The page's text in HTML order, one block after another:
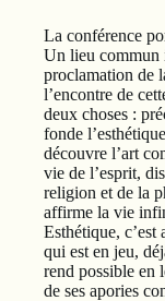
La conférence
Un lieu commun
proclamation de
l’encontre de
deux choses :
fonde
découvre l’art
vie de l’esprit,
religion et de la
affirme la vie
Esthétique, c’est
qui est en jeu,
rend possible en
de ses apories